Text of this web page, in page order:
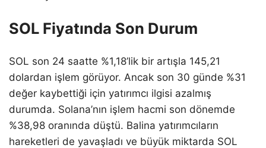
SOL Fiyatında Son Durum
SOL son 24 saatte %1,18’lik bir artışla 145,21
dolardan işlem görüyor. Ancak son 30 günde %31
değer kaybettiği için yatırımcı ilgisi azalmış
durumda. Solana’nın işlem hacmi son dönemde
%38,98 oranında düştü. Balina yatırımcıların
hareketleri de yavaşladı ve büyük miktarda SOL